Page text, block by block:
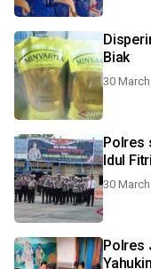
Biak
30
Polres
Idul
30
Polres